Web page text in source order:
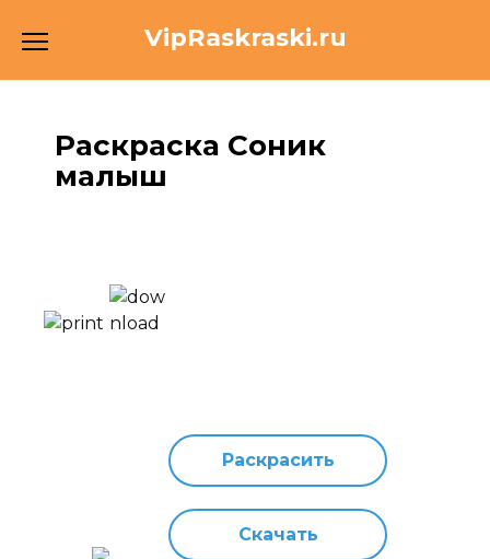
VipRaskraski.ru
Раскраска Соник
малыш
Раскрасить
Скачать